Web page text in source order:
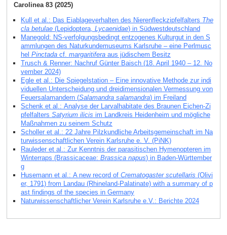
Carolinea 83 (2025)
Kull et al.: Das Eiablageverhalten des Nierenfleckzipfelfalters The
cla betulae(Lepidoptera, Lycaenidae) in Südwestdeutschland
Manegold: NS-verfolgungsbedingt entzogenes Kulturgut in den S
ammlungen des Naturkundemuseums Karlsruhe – eine Perlmusc
hel Pinctada cf. margaritiferaaus jüdischem Besitz
Trusch & Renner: Nachruf Günter Baisch (18. April 1940 – 12. No
vember 2024)
Egle et al.: Die Spiegelstation – Eine innovative Methode zur indi
viduellen Unterscheidung und dreidimensionalen Vermessung von
Feuersalamandern (Salamandra salamandra) im Freiland
Schenk et al.: Analyse der Larvalhabitate des Braunen Eichen-Zi
pfelfalters Satyrium ilicis im Landkreis Heidenheim und mögliche
Maßnahmen zu seinem Schutz
Scholler et al.: 22 Jahre Pilzkundliche Arbeitsgemeinschaft im Na
turwissenschaftlichen Verein Karlsruhe e. V. (PiNK)
Rauleder et al.: Zur Kenntnis der parasitischen Hymenopteren im
Winterraps (Brassicaceae: Brassica napus) in Baden-Württember
g
Husemann et al.: A new record of Crematogaster scutellaris (Olivi
er, 1791) from Landau (Rhineland-Palatinate) with a summary of p
ast findings of the species in Germany
Naturwissenschaftlicher Verein Karlsruhe e.V.: Berichte 2024